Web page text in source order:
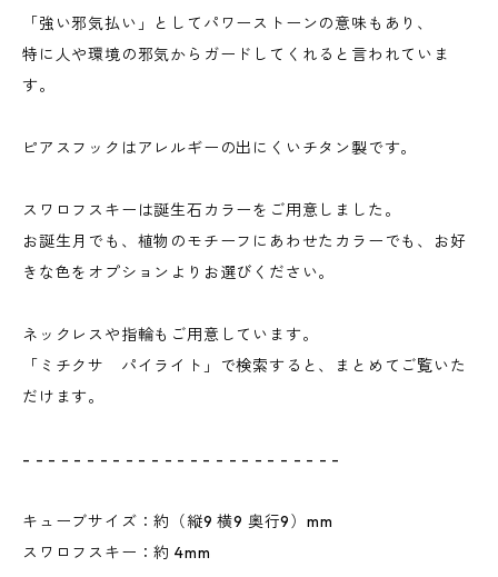
「強い邪気払い」としてパワーストーンの意味もあり、
特に人や環境の邪気からガードしてくれると言われていま
す。
ピアスフックはアレルギーの出にくいチタン製です。
スワロフスキーは誕生石カラーをご用意しました。
お誕生月でも、植物のモチーフにあわせたカラーでも、お好
きな色をオプションよりお選びください。
ネックレスや指輪もご用意しています。
「ミチクサ パイライト」で検索すると、まとめてご覧いた
だけます。
- - - - - - - - - - - - - - - - - - - - - - - - -
キューブサイズ：約（縦9 横9 奥行9）mm
スワロフスキー：約 4mm